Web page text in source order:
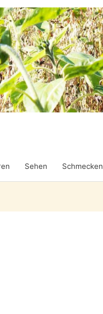
Sehen Schmecken